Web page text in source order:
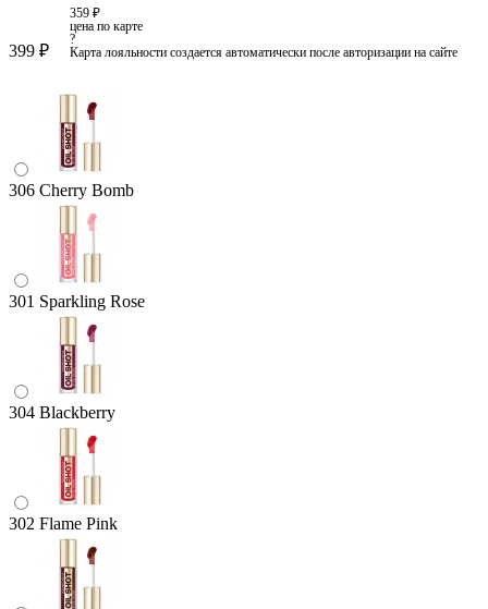
399 ₽
359 ₽
цена по карте
?
Карта лояльности создается автоматически после авторизации на сайте
306 Cherry Bomb
301 Sparkling Rose
304 Blackberry
302 Flame Pink